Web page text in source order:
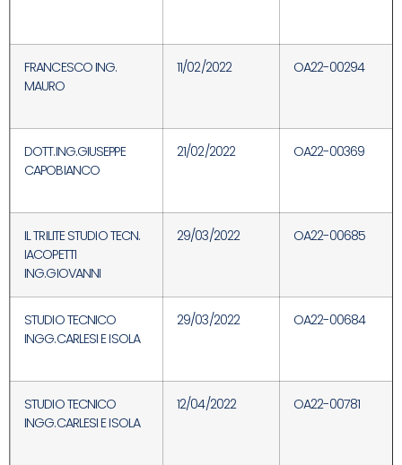
FRANCESCO ING.
MAURO
11/02/2022 OA22-00294
DOTT.ING.GIUSEPPE
CAPOBIANCO
21/02/2022 OA22-00369
IL TRILITE STUDIO TECN.
IACOPETTI
ING.GIOVANNI
29/03/2022 OA22-00685
STUDIO TECNICO
INGG.CARLESI E ISOLA
29/03/2022 OA22-00684
STUDIO TECNICO
INGG.CARLESI E ISOLA
12/04/2022 OA22-00781